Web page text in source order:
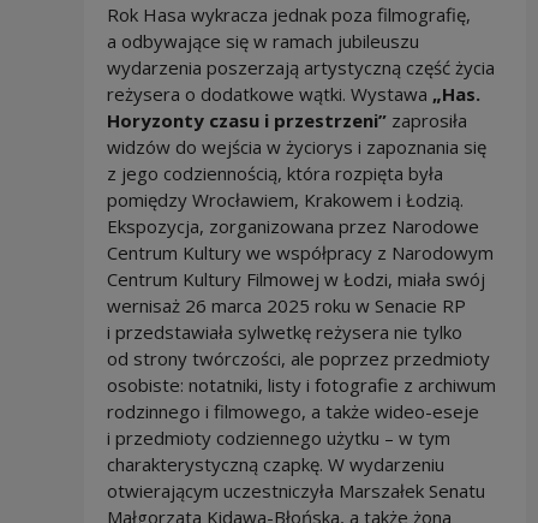
Rok Hasa wykracza jednak poza filmografię,
a odbywające się w ramach jubileuszu
wydarzenia poszerzają artystyczną część życia
reżysera o dodatkowe wątki. Wystawa „Has.
Horyzonty czasu i przestrzeni”zaprosiła
widzów do wejścia w życiorys i zapoznania się
z jego codziennością, która rozpięta była
pomiędzy Wrocławiem, Krakowem i Łodzią.
Ekspozycja, zorganizowana przez Narodowe
Centrum Kultury we współpracy z Narodowym
Centrum Kultury Filmowej w Łodzi, miała swój
wernisaż 26 marca 2025 roku w Senacie RP
i przedstawiała sylwetkę reżysera nie tylko
od strony twórczości, ale poprzez przedmioty
osobiste: notatniki, listy i fotografie z archiwum
rodzinnego i filmowego, a także wideo-eseje
i przedmioty codziennego użytku – w tym
charakterystyczną czapkę. W wydarzeniu
otwierającym uczestniczyła Marszałek Senatu
Małgorzata Kidawa-Błońska, a także żona